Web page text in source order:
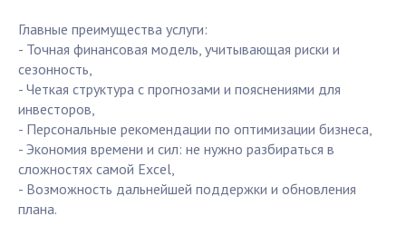
Главные преимущества услуги:
- Точная финансовая модель, учитывающая риски и
сезонность,
- Четкая структура с прогнозами и пояснениями для
инвесторов,
- Персональные рекомендации по оптимизации бизнеса,
- Экономия времени и сил: не нужно разбираться в
сложностях самой Excel,
- Возможность дальнейшей поддержки и обновления
плана.